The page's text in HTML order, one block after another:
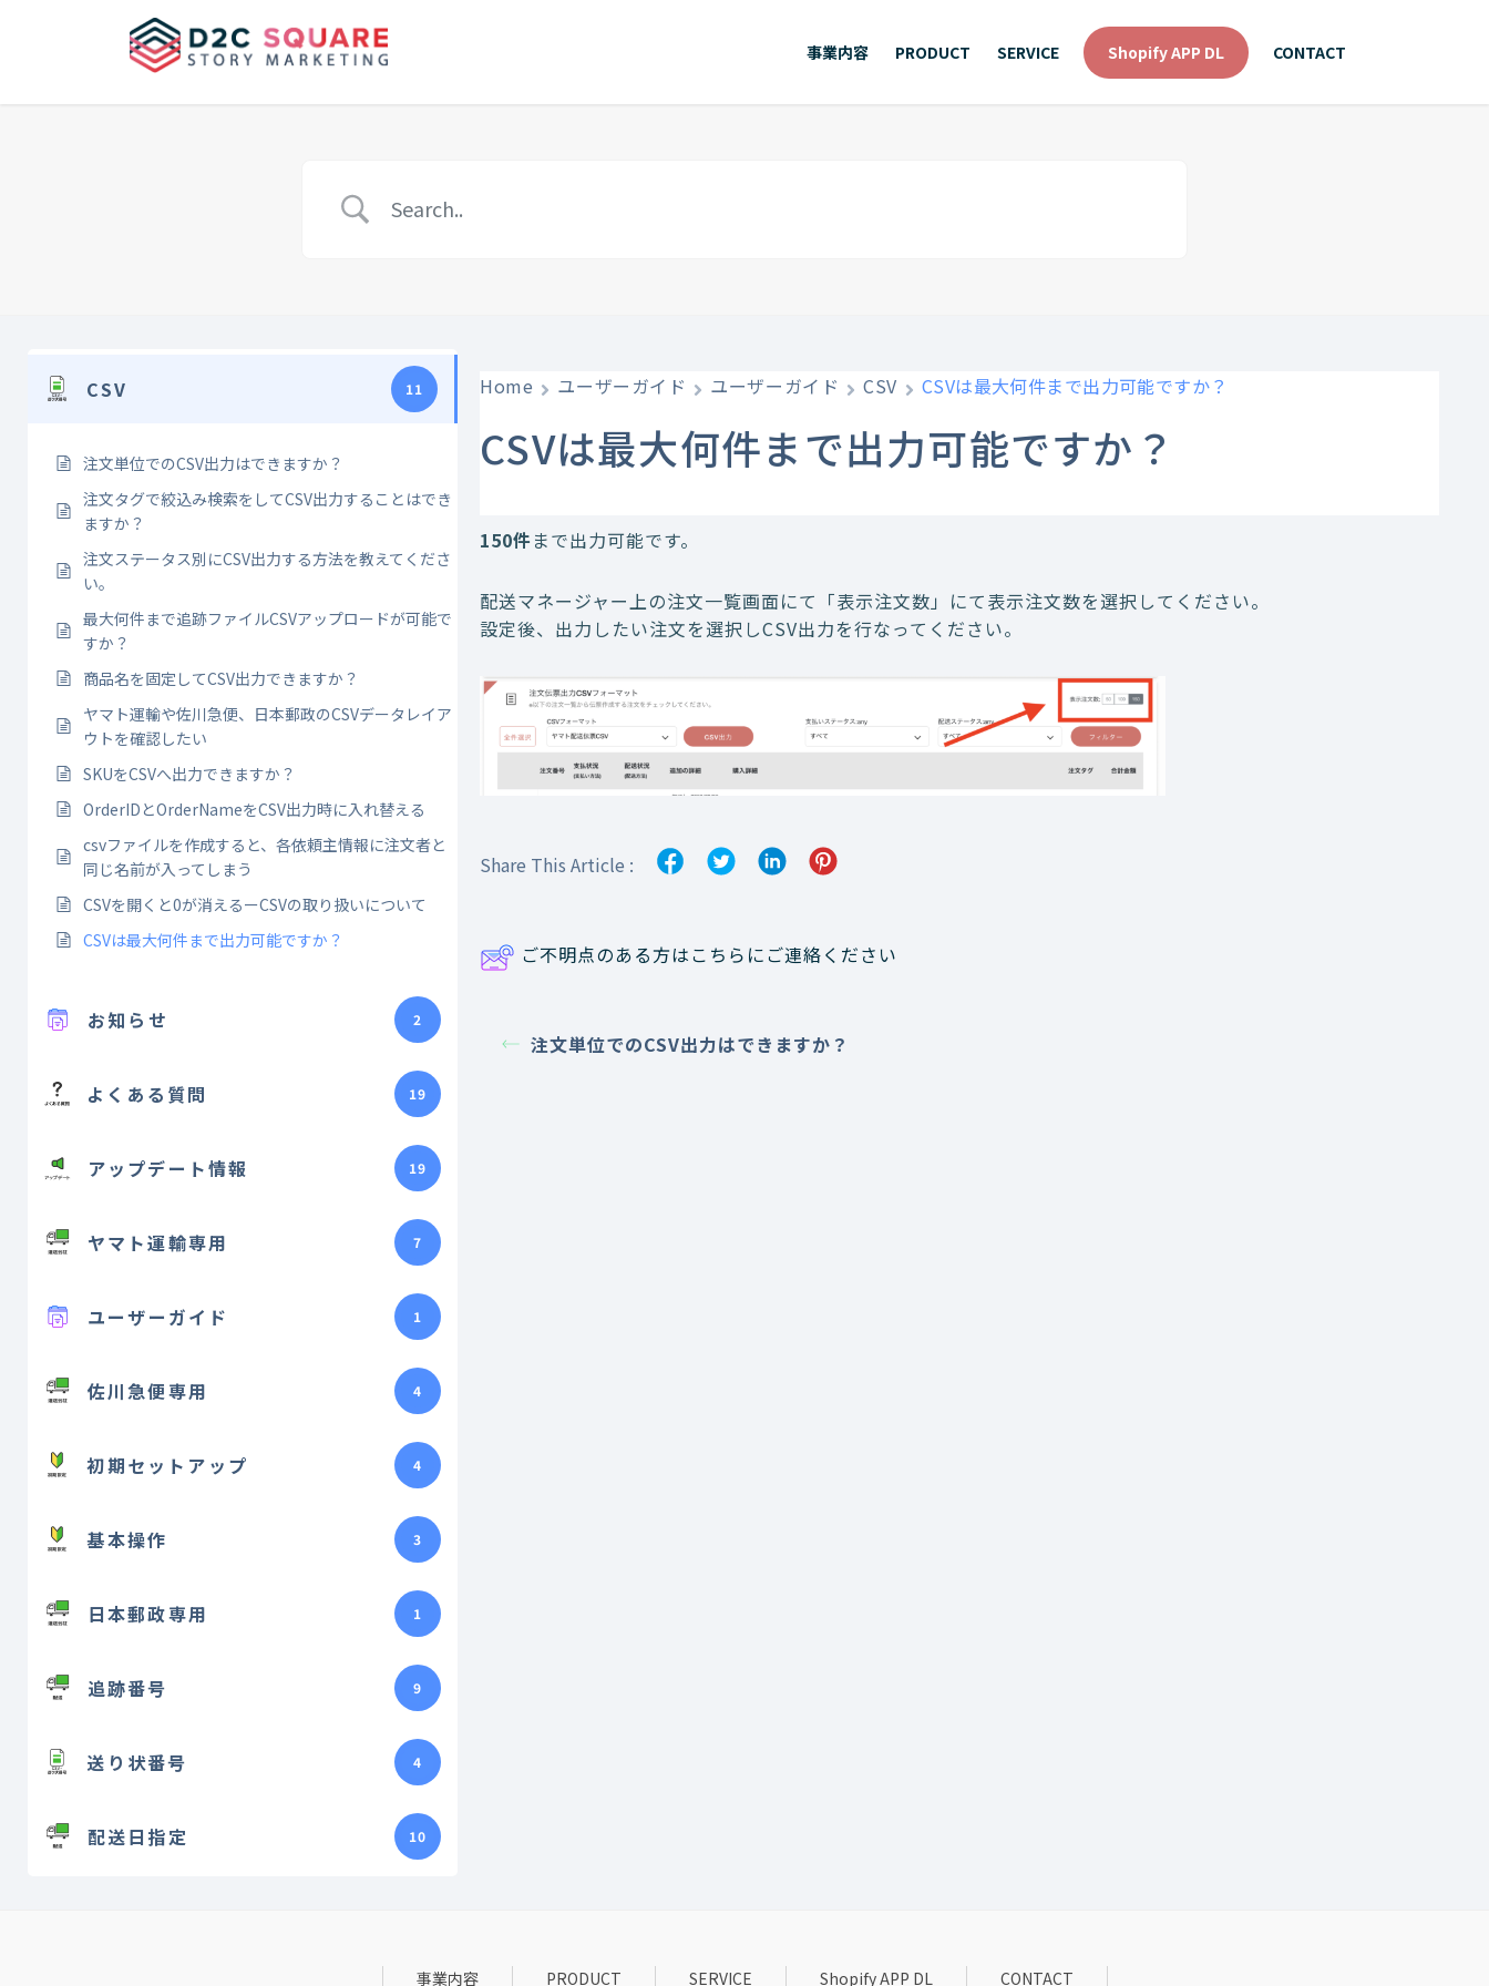
事業内容 PRODUCT SERVICE Shopify APP DL CONTACT
CSV 11
注文単位でのCSV出力はできますか？
注文タグで絞込み検索をしてCSV出力することはでき
ますか？
注文ステータス別にCSV出力する方法を教えてくださ
い。
最大何件まで追跡ファイルCSVアップロードが可能で
すか？
商品名を固定してCSV出力できますか？
ヤマト運輸や佐川急便、日本郵政のCSVデータレイア
ウトを確認したい
SKUをCSVへ出力できますか？
OrderIDとOrderNameをCSV出力時に入れ替える
csvファイルを作成すると、各依頼主情報に注文者と
同じ名前が入ってしまう
CSVを開くと0が消えるーCSVの取り扱いについて
CSVは最大何件まで出力可能ですか？
お知らせ 2
よくある質問 19
アップデート情報 19
ヤマト運輸専用 7
ユーザーガイド 1
佐川急便専用 4
初期セットアップ 4
基本操作 3
日本郵政専用 1
追跡番号 9
送り状番号 4
配送日指定 10
Home ユーザーガイド ユーザーガイド CSV CSVは最大何件まで出力可能ですか？
CSVは最大何件まで出力可能ですか？
150件 まで出力可能です。
配送マネージャー上の注文一覧画面にて「表示注文数」にて表示注文数を選択してください。
設定後、出力したい注文を選択しCSV出力を行なってください。
Share This Article :
ご不明点のある方はこちらにご連絡ください
注文単位でのCSV出力はできますか？
事業内容 PRODUCT SERVICE Shopify APP DL CONTACT